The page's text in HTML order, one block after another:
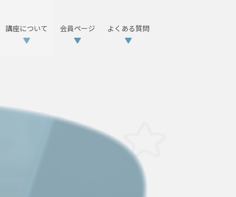
講座について 会員ページ よくある質問